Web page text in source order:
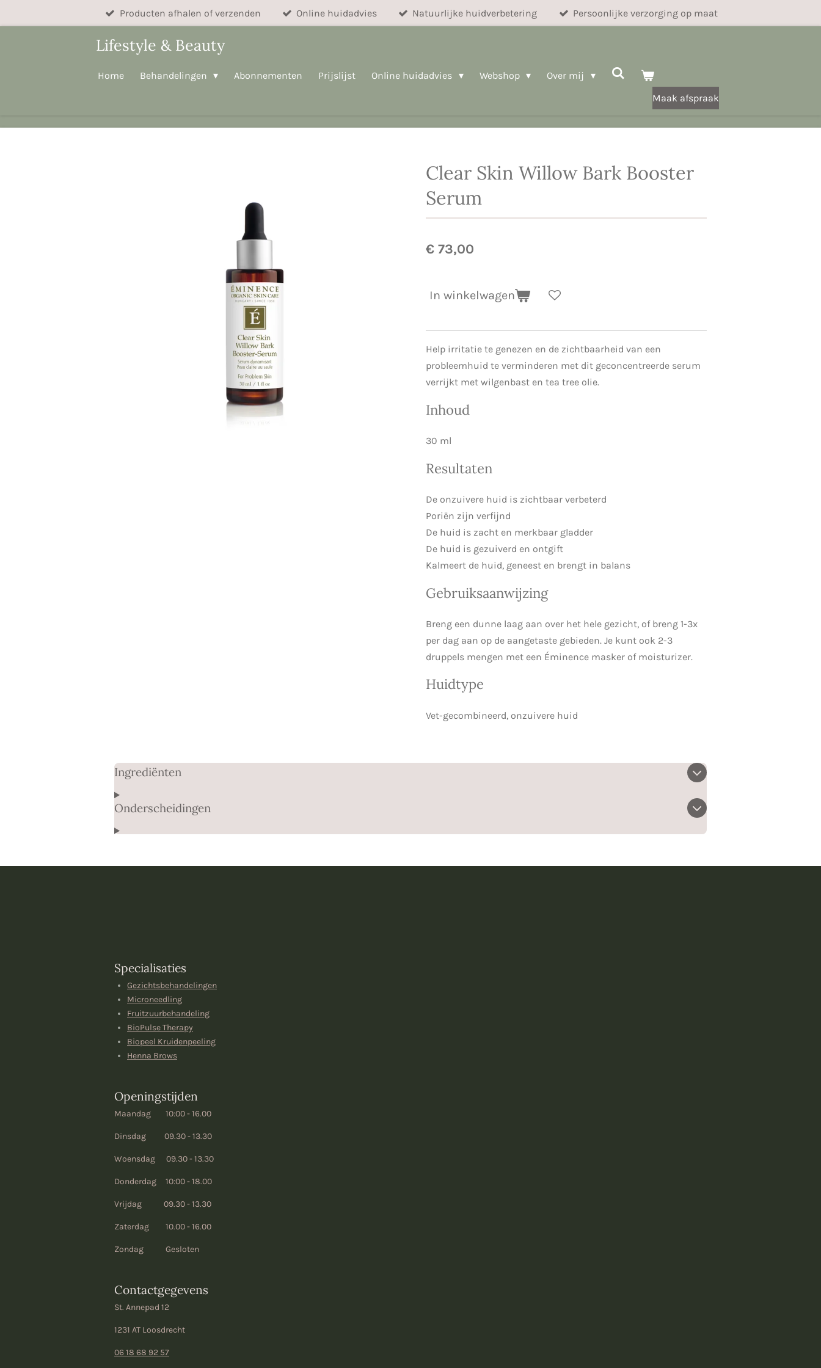
Producten afhalen of verzenden Online huidadvies Natuurlijke huidverbetering Persoonlijke verzorging op maat
Lifestyle & Beauty
Home Behandelingen Abonnementen Prijslijst Online huidadvies Webshop
Over mij
Maak afspraak
Clear Skin Willow Bark Booster
Serum
€ 73,00
In winkelwagen
Help irritatie te genezen en de zichtbaarheid van een
probleemhuid te verminderen met dit geconcentreerde serum
verrijkt met wilgenbast en tea tree olie.
Inhoud
30 ml
Resultaten
De onzuivere huid is zichtbaar verbeterd
Poriën zijn verfijnd
De huid is zacht en merkbaar gladder
De huid is gezuiverd en ontgift
Kalmeert de huid, geneest en brengt in balans
Gebruiksaanwijzing
Breng een dunne laag aan over het hele gezicht, of breng 1-3x
per dag aan op de aangetaste gebieden. Je kunt ook 2-3
druppels mengen met een Éminence masker of moisturizer.
Huidtype
Vet-gecombineerd, onzuivere huid
Ingrediënten
Onderscheidingen
Specialisaties
Gezichtsbehandelingen
Microneedling
Fruitzuurbehandeling
BioPulse Therapy
Biopeel Kruidenpeeling
Henna Brows
Openingstijden
Maandag 10:00 - 16.00
Dinsdag 09.30 - 13.30
Woensdag 09.30 - 13.30
Donderdag 10:00 - 18.00
Vrijdag 09.30 - 13.30
Zaterdag 10.00 - 16.00
Zondag Gesloten
Contactgegevens
St. Annepad 12
1231 AT Loosdrecht
06 18 68 92 57